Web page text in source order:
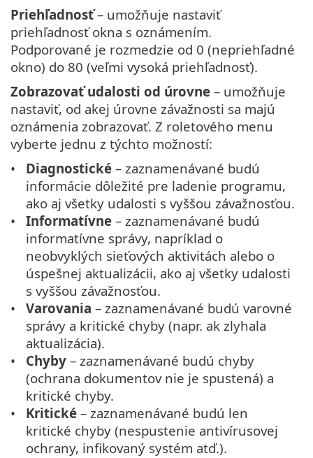
Priehľadnosť– umožňuje nastaviť
priehľadnosť okna s oznámením.
Podporované je rozmedzie od 0 (nepriehľadné
okno) do 80 (veľmi vysoká priehľadnosť).
Zobrazovať udalosti od úrovne – umožňuje
nastaviť, od akej úrovne závažnosti sa majú
oznámenia zobrazovať. Z roletového menu
vyberte jednu z týchto možností:
Diagnostické – zaznamenávané budú
informácie dôležité pre ladenie programu,
ako aj všetky udalosti s vyššou závažnosťou.
Informatívne – zaznamenávané budú
informatívne správy, napríklad o
neobvyklých sieťových aktivitách alebo o
úspešnej aktualizácii, ako aj všetky udalosti
s vyššou závažnosťou.
Varovania – zaznamenávané budú varovné
správy a kritické chyby (napr. ak zlyhala
aktualizácia).
Chyby – zaznamenávané budú chyby
(ochrana dokumentov nie je spustená) a
kritické chyby.
Kritické – zaznamenávané budú len
kritické chyby (nespustenie antivírusovej
ochrany, infikovaný systém atď.).